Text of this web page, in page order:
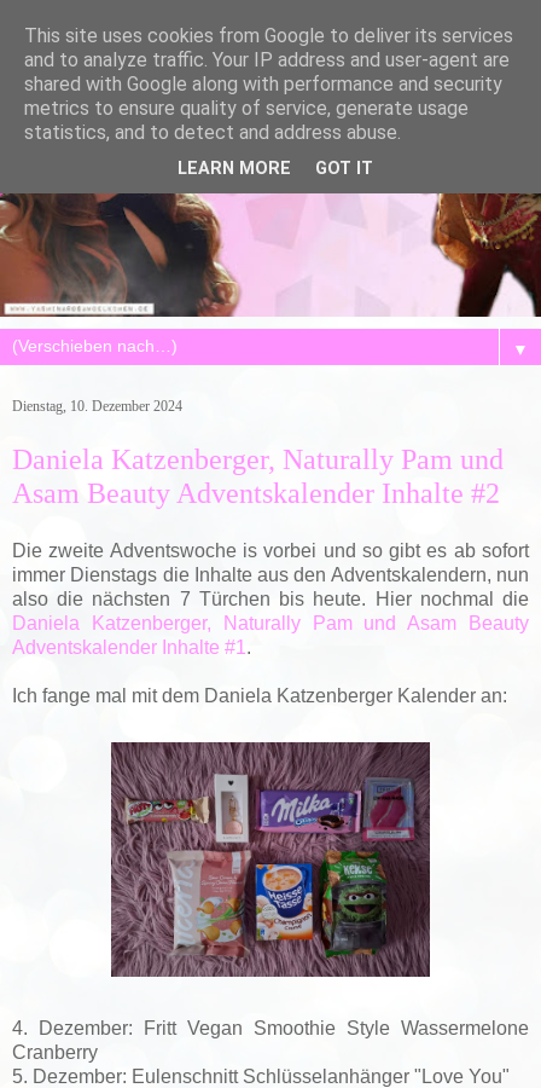
▼
Dienstag, 10. Dezember 2024
Daniela Katzenberger, Naturally Pam und
Asam Beauty Adventskalender Inhalte #2
Die zweite Adventswoche is vorbei und so gibt es ab sofort
immer Dienstags die Inhalte aus den Adventskalendern, nun
also die nächsten 7 Türchen bis heute. Hier nochmal die
Daniela Katzenberger, Naturally Pam und Asam Beauty
Adventskalender Inhalte #1 .
Ich fange mal mit dem Daniela Katzenberger Kalender an:
4. Dezember: Fritt Vegan Smoothie Style Wassermelone
Cranberry
5. Dezember: Eulenschnitt Schlüsselanhänger "Love You"
This site uses cookies from Google to deliver its services
and to analyze traffic. Your IP address and user-agent are
shared with Google along with performance and security
metrics to ensure quality of service, generate usage
statistics, and to detect and address abuse.
LEARN MORE GOT IT